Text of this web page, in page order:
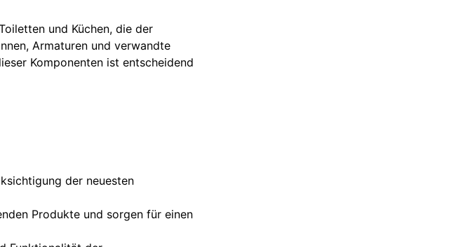
und Küchen, die der
Armaturen und verwandte
Komponenten ist entscheidend
der neuesten
Produkte und sorgen für einen